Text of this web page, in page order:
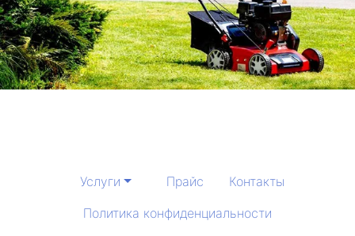
Услуги Прайс
Контакты
Политика конфиденциальности